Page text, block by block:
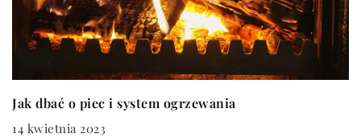
Jak dbać o piec i system ogrzewania
14 kwietnia 2023